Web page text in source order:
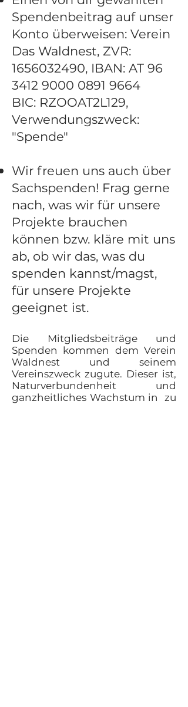
Spendenbeitrag auf unser
Konto überweisen: Verein
Das Waldnest, ZVR:
1656032490, IBAN: AT 96
3412 9000 0891 9664
BIC: RZOOAT2L129,
Verwendungszweck:
"Spende"
Wir freuen uns auch über
Sachspenden! Frag gerne
nach, was wir für unsere
Projekte brauchen
können bzw. kläre mit uns
ab, ob wir das, was du
spenden kannst/magst,
für unsere Projekte
geeignet ist.
Die Mitgliedsbeiträge und
Spenden kommen dem Verein
Waldnest und seinem
Vereinszweck zugute. Dieser ist,
Naturverbundenheit und
ganzheitliches Wachstum in zu